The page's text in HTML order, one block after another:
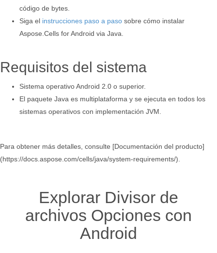
código de bytes.
Siga el instrucciones paso a paso sobre cómo instalar
Aspose.Cells for Android via Java.
Requisitos del sistema
Sistema operativo Android 2.0 o superior.
El paquete Java es multiplataforma y se ejecuta en todos los
sistemas operativos con implementación JVM.
Para obtener más detalles, consulte [Documentación del producto]
(https://docs.aspose.com/cells/java/system-requirements/).
Explorar Divisor de
archivos Opciones con
Android